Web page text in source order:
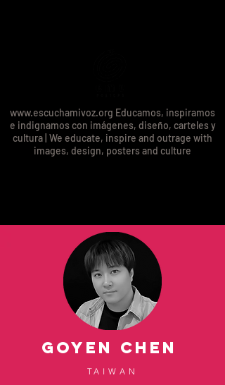
www.escuchamivoz.org Educamos, inspiramos
e indignamos con imágenes, diseño, carteles y
cultura | We educate, inspire and outrage with
images, design, posters and culture
GOYEN CHEN
TAIWAN